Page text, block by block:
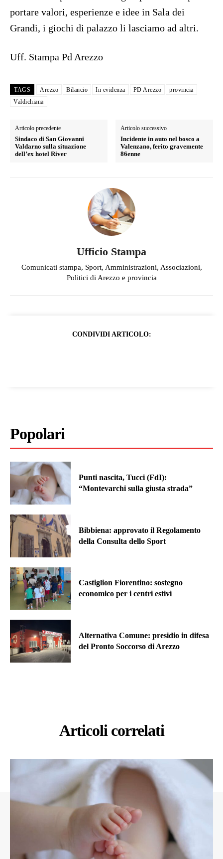
portare valori, esperienze e idee in Sala dei
Grandi, i giochi di palazzo li lasciamo ad altri.
Uff. Stampa Pd Arezzo
TAGS Arezzo Bilancio In evidenza PD Arezzo
provincia
Valdichiana
Articolo precedente
Sindaco di San Giovanni
Valdarno sulla situazione
dell’ex hotel River
Articolo successivo
Incidente in auto nel bosco a
Valenzano, ferito gravemente
86enne
Ufficio Stampa
Comunicati stampa, Sport, Amministrazioni, Associazioni,
Politici di Arezzo e provincia
CONDIVIDI ARTICOLO:
Popolari
Punti nascita, Tucci (FdI):
“Montevarchi sulla giusta strada”
Bibbiena: approvato il Regolamento
della Consulta dello Sport
Castiglion Fiorentino: sostegno
economico per i centri estivi
Alternativa Comune: presidio in difesa
del Pronto Soccorso di Arezzo
Articoli correlati